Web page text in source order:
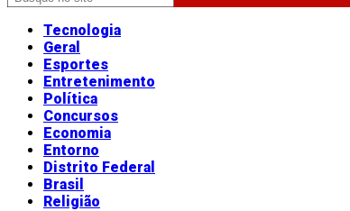
Tecnologia
Geral
Esportes
Entretenimento
Política
Concursos
Economia
Entorno
Distrito Federal
Brasil
Religião